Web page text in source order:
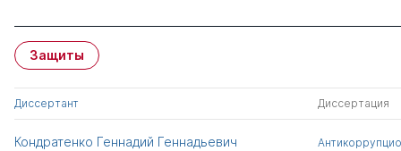
Защиты
Диссертант Диссертация
Кондратенко Геннадий Геннадьевич